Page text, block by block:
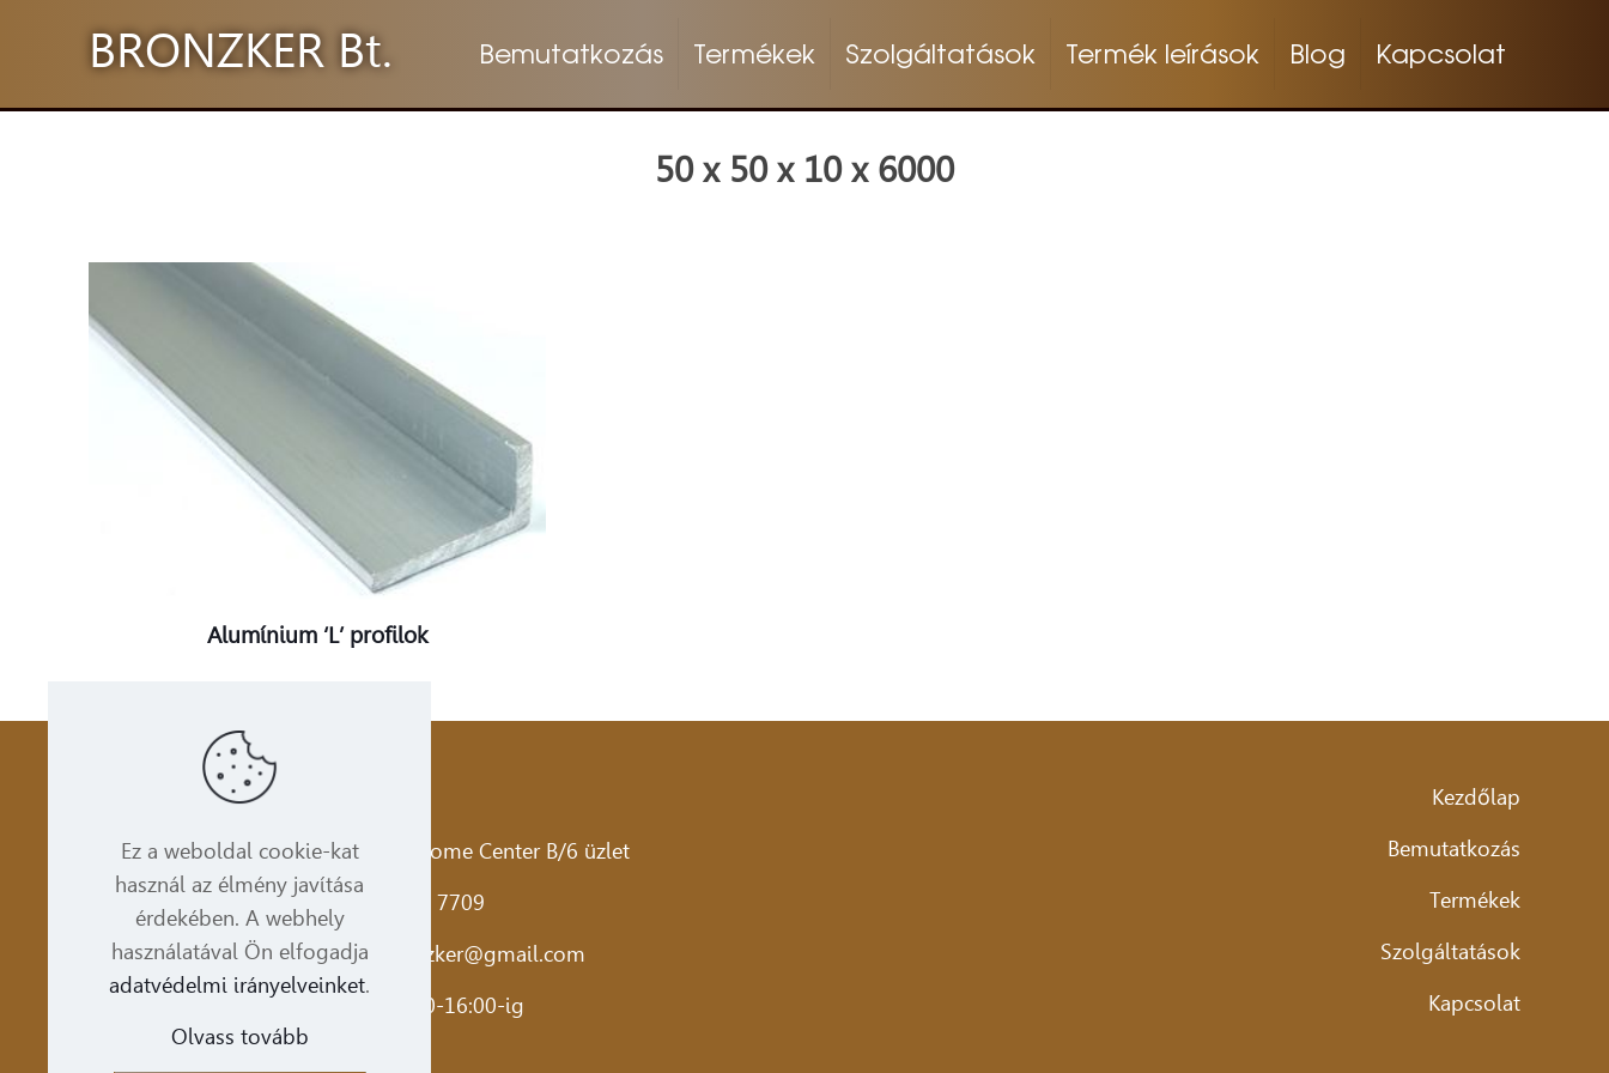
BRONZKER Bt. Bemutatkozás Termékek Szolgáltatások Termék leírások Blog Kapcsolat
50 x 50 x 10 x 6000
Alumínium ‘L’ profilok
Cím:1173. Budapest Pesti út 237. Home Center B/6 üzlet
+36 1 350 0493 +36 1 339 7709
Email: bronzker@bronzker.hu bronzker@gmail.com
Hétfőtől-Péntekig: 8:30-16:00-ig
Kezdőlap
Bemutatkozás
Termékek
Szolgáltatások
Kapcsolat
Ez a weboldal cookie-kat
használ az élmény javítása
érdekében. A webhely
használatával Ön elfogadja
adatvédelmi irányelveinket.
Olvass tovább